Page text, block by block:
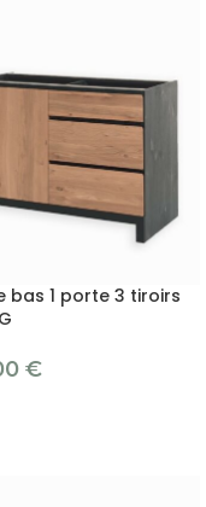
bas 1 porte 3 tiroirs
€